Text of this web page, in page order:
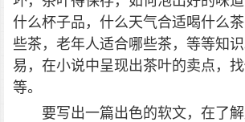
什么杯子品，什么天气合适喝什么
些茶，老年人适合哪些茶，等等知
易，在小说中呈现出茶叶的卖点，
等。
要写出一篇出色的软文，在了